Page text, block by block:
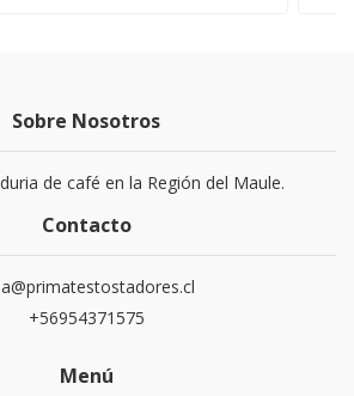
Sobre Nosotros
de café en la Región del Maule.
Contacto
+56954371575
Menú